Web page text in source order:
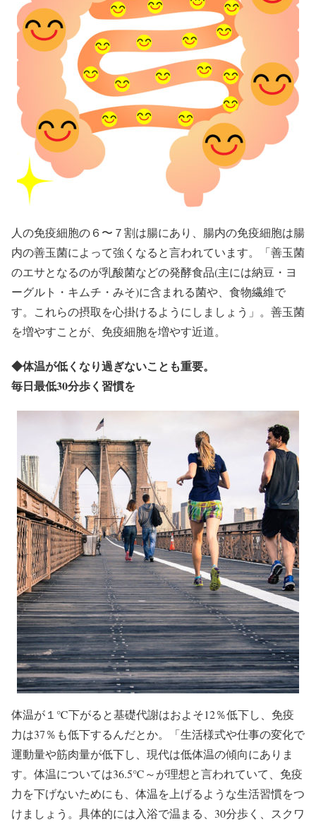
人の免疫細胞の６〜７割は腸にあり、腸内の免疫細胞は腸
内の善玉菌によって強くなると言われています。「善玉菌
のエサとなるのが乳酸菌などの発酵食品(主には納豆・ヨ
ーグルト・キムチ・みそ)に含まれる菌や、食物繊維で
す。これらの摂取を心掛けるようにしましょう」。善玉菌
を増やすことが、免疫細胞を増やす近道。
◆体温が低くなり過ぎないことも重要。
毎日最低30分歩く習慣を
体温が１℃下がると基礎代謝はおよそ12％低下し、免疫
力は37％も低下するんだとか。「生活様式や仕事の変化で
運動量や筋肉量が低下し、現代は低体温の傾向にありま
す。体温については36.5℃～が理想と言われていて、免疫
力を下げないためにも、体温を上げるような生活習慣をつ
けましょう。具体的には入浴で温まる、30分歩く、スクワ